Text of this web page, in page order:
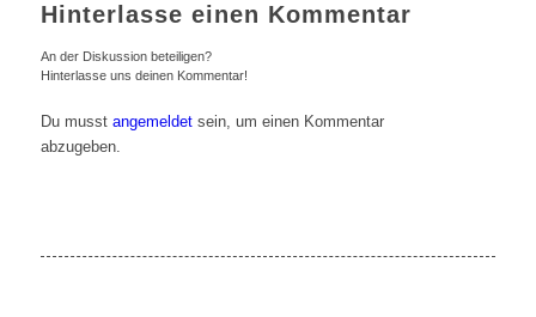
Hinterlasse einen Kommentar
An der Diskussion beteiligen?
Hinterlasse uns deinen Kommentar!
Du musst angemeldetsein, um einen Kommentar
abzugeben.